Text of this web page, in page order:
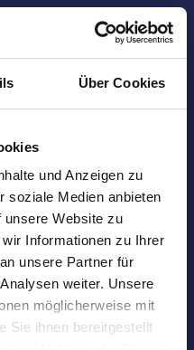
Über Cookies
und Anzeigen zu
soziale Medien anbieten
unsere Website zu
Informationen zu Ihrer
unsere Partner für
weiter. Unsere
möglicherweise mit
Sie ihnen bereitgestellt